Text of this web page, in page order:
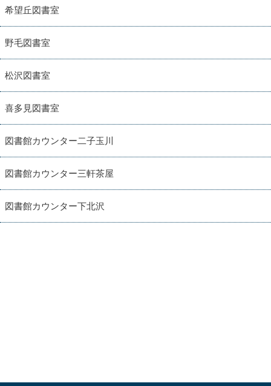
希望丘図書室
野毛図書室
松沢図書室
喜多見図書室
図書館カウンター二子玉川
図書館カウンター三軒茶屋
図書館カウンター下北沢